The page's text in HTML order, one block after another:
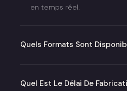
en temps réel.
Quels Formats Sont
seul ou avec cadre chêne
Quel Est Le Délai De